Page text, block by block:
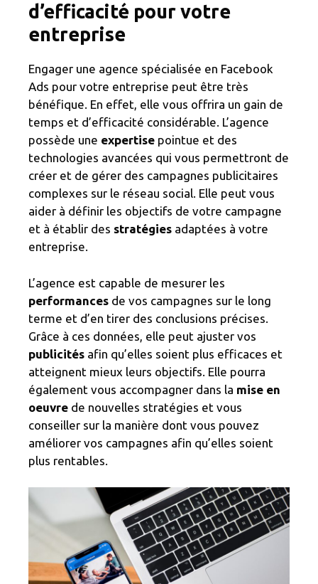
d’efficacité pour votre
entreprise
Engager une agence spécialisée en Facebook
Ads pour votre entreprise peut être très
bénéfique. En effet, elle vous offrira un gain de
temps et d’efficacité considérable. L’agence
possède une expertise pointue et des
technologies avancées qui vous permettront de
créer et de gérer des campagnes publicitaires
complexes sur le réseau social. Elle peut vous
aider à définir les objectifs de votre campagne
et à établir des stratégies adaptées à votre
entreprise.
L’agence est capable de mesurer les
performances de vos campagnes sur le long
terme et d’en tirer des conclusions précises.
Grâce à ces données, elle peut ajuster vos
publicités afin qu’elles soient plus efficaces et
atteignent mieux leurs objectifs. Elle pourra
également vous accompagner dans la mise en
oeuvre de nouvelles stratégies et vous
conseiller sur la manière dont vous pouvez
améliorer vos campagnes afin qu’elles soient
plus rentables.